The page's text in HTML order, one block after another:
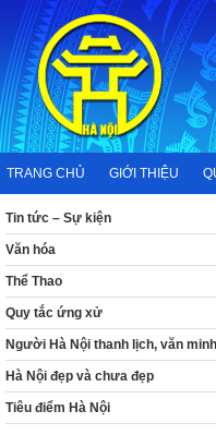
content
TRANG CHỦ GIỚI THIỆU
Tin tức – Sự kiện
Văn hóa
Thể Thao
Quy tắc ứng xử
Người Hà Nội thanh lịch, văn minh
Hà Nội đẹp và chưa đẹp
Tiêu điểm Hà Nội